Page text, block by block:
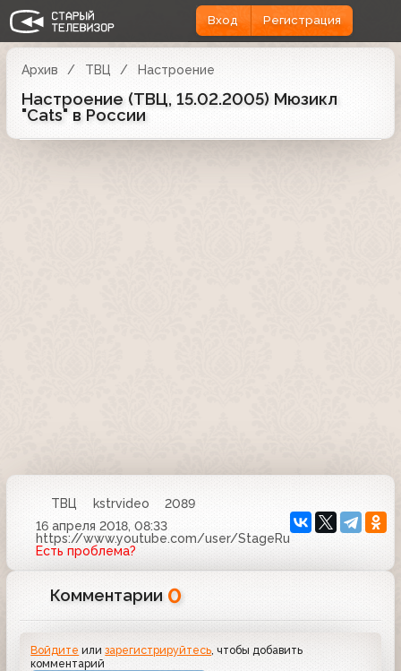
Вход Регистрация
Архив ТВЦ Настроение
Настроение (ТВЦ, 15.02.2005) Мюзикл
"Cats" в России
ТВЦ kstrvideo
2089
16 апреля 2018, 08:33
https://www.youtube.com/user/StageRu
Есть проблема?
Комментарии 0
Войдите илизарегистрируйтесь , чтобы добавить
комментарий